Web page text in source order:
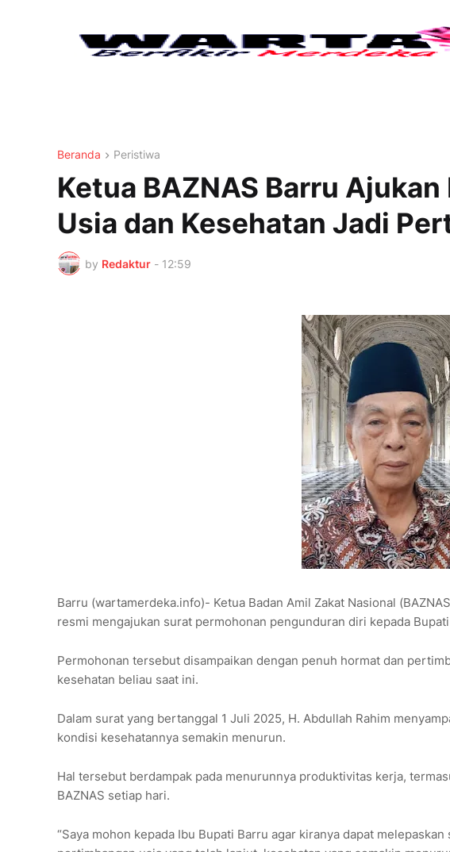
Beranda Peristiwa
Ketua BAZNAS Barru
Usia dan Kesehatan Jadi
by Redaktur - 12:59
Barru (wartamerdeka.info)- Ketua Badan Amil Zakat Nasional
resmi mengajukan surat permohonan pengunduran diri kepada
Permohonan tersebut disampaikan dengan penuh hormat dan
kesehatan beliau saat ini.
Dalam surat yang bertanggal 1 Juli 2025, H. Abdullah Rahim
kondisi kesehatannya semakin menurun.
Hal tersebut berdampak pada menurunnya produktivitas kerja,
BAZNAS setiap hari.
“Saya mohon kepada Ibu Bupati Barru agar kiranya dapat